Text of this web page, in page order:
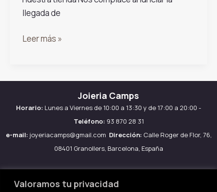
Valoramos tu privacidad
llegada de
Joyas
Leer más »
Joieria Camps
Horario: Lunes a Viernes de 10:00 a 13:30 y de 17:00 a 20:00 -
Teléfono: 93 870 28 31
e-mail: joyeriacamps@gmail.com Dirección: Calle Roger de Flor, 76,
08401 Granollers, Barcelona, España